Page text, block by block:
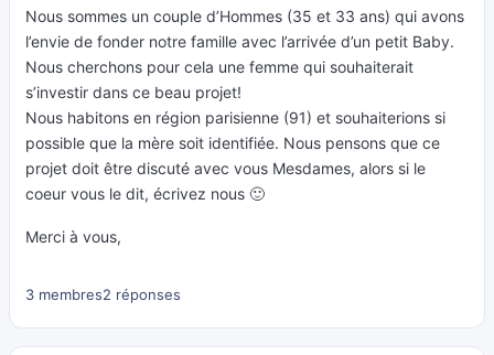
Nous sommes un couple d’Hommes (35 et 33 ans) qui avons
l’envie de fonder notre famille avec l’arrivée d’un petit Baby.
Nous cherchons pour cela une femme qui souhaiterait
s’investir dans ce beau projet!
Nous habitons en région parisienne (91) et souhaiterions si
possible que la mère soit identifiée. Nous pensons que ce
projet doit être discuté avec vous Mesdames, alors si le
coeur vous le dit, écrivez nous 🙂
Merci à vous,
3 membres2 réponses